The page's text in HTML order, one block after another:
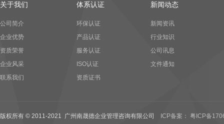
关于我们
公司简介
企业优势
资质荣誉
企业风采
联系我们
体系认证
环保认证
产品认证
服务认证
ISO认证
资质证书
新闻动态
新闻资讯
行业知识
公司讯息
文件通知
版权所有 © 2011-2021 广州南晟德企业管理咨询有限公司 ICP备案： 粤ICP备